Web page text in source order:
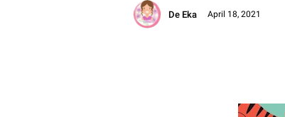
De Eka April 18, 2021